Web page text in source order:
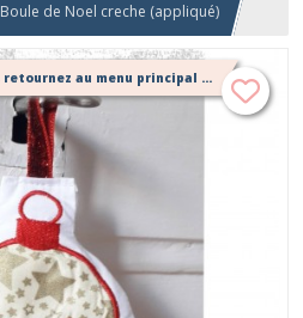
Boule de Noel creche (appliqué)
Cet article n'est plus proposé, retournez au menu principal ou contactez moi!